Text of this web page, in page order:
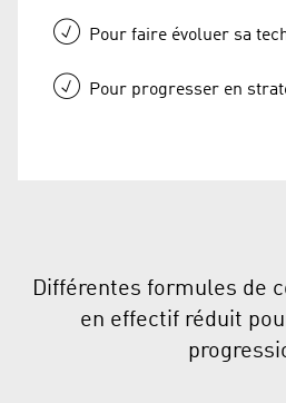
Pour faire évoluer sa
Pour progresser en
Différentes formules de
en effectif réduit